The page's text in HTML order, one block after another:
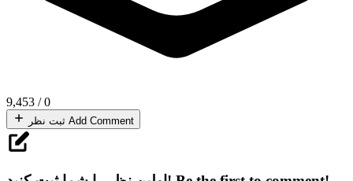
9,453 / 0
ثبت نظر Add Comment